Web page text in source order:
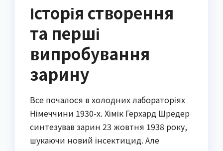
Історія створення
та перші
випробування
зарину
Все почалося в холодних лабораторіях
Німеччини 1930-х. Хімік Герхард Шредер
синтезував зарин 23 жовтня 1938 року,
шукаючи новий інсектицид. Але